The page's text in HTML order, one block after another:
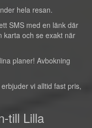
hela resan.
SMS med en länk där
karta och se exakt när
planer! Avbokning
vi alltid fast pris,
till Lilla